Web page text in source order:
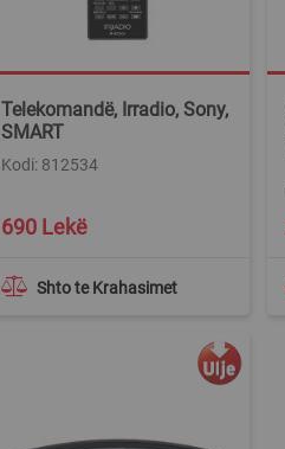
Telekomandë, Irradio, Sony,
SMART
Kodi: 812534
Shto te Krahasimet
690 Lekë